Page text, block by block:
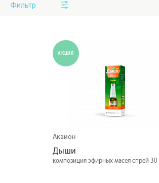
Фильтр
АКЦИЯ
Аквион
Дыши
композиция эфирных масел спрей 30